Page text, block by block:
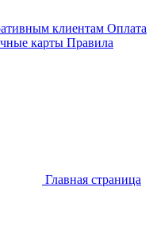
клиентам Оплата
карты Правила
Главная страница